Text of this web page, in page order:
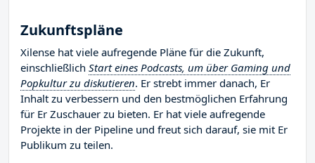
Zukunftspläne
Xilense hat viele aufregende Pläne für die Zukunft,
einschließlich Start eines Podcasts, um über Gaming und
Popkultur zu diskutieren. Er strebt immer danach, Er
Inhalt zu verbessern und den bestmöglichen Erfahrung
für Er Zuschauer zu bieten. Er hat viele aufregende
Projekte in der Pipeline und freut sich darauf, sie mit Er
Publikum zu teilen.